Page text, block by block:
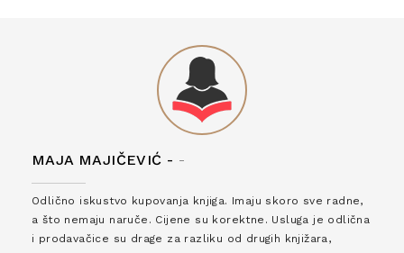
MAJA MAJIČEVIĆ - -
Odlično iskustvo kupovanja knjiga. Imaju skoro sve radne,
a što nemaju naruče. Cijene su korektne. Usluga je odlična
i prodavačice su drage za razliku od drugih knjižara,